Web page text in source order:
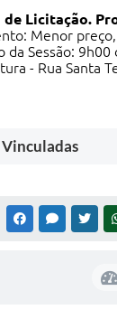
Licitação.
Menor
da Sessão:
- Rua Santa
G
o
FACEBOOKMESSENGER